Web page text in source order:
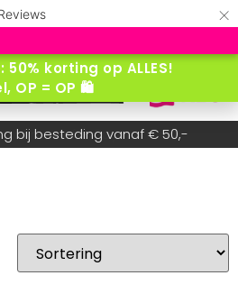
×
met AfterPay
collectie
bij besteding vanaf € 50,-
= dezelfde dag verzonden!
50% korting op ALLES!
OP = OP 🛍️